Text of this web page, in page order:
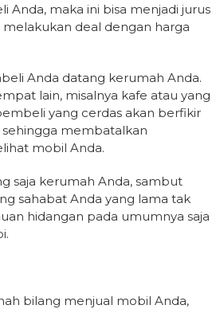
Anda, maka ini bisa menjadi jurus
deal dengan harga
Anda datang kerumah Anda.
lain, misalnya kafe atau yang
yang cerdas akan berfikir
membatalkan
mobil Anda.
saja kerumah Anda, sambut
sahabat Anda yang lama tak
hidangan pada umumnya saja
bilang menjual mobil Anda,